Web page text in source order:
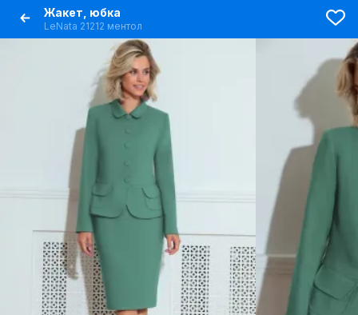
Жакет, юбка
LeNata 21212 ментол